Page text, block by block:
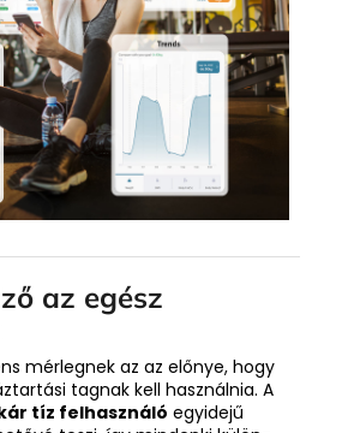
az egész
mérlegnek az az előnye, hogy
tagnak kell használnia. A
tíz felhasználó egyidejű